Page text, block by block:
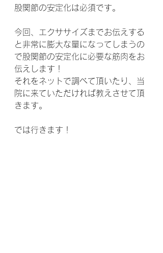
股関節の安定化は必須です。
今回、エクササイズまでお伝えする
と非常に膨大な量になってしまうの
で股関節の安定化に必要な筋肉をお
伝えします！
それをネットで調べて頂いたり、当
院に来ていただければ教えさせて頂
きます。
では行きます！